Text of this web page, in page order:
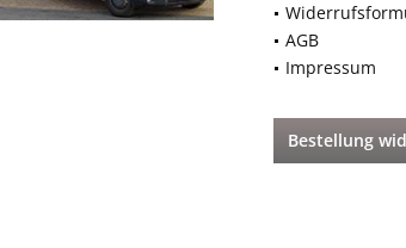
AGB
Impressum
Bestellung